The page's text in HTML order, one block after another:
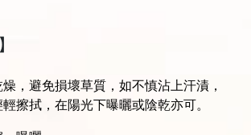
，避免損壞草質，如不慎沾上汗漬，
擦拭，在陽光下曝曬或陰乾亦可。